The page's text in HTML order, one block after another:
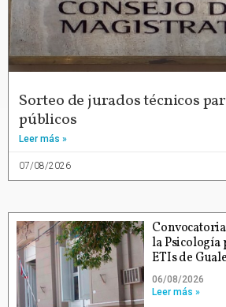
Sorteo de jurados técnicos
públicos
Leer más »
07/08/2026
la Psicología
ETIs de
06/08/2026
Leer más »